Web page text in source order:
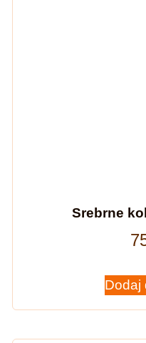
Srebrne
Dodaj